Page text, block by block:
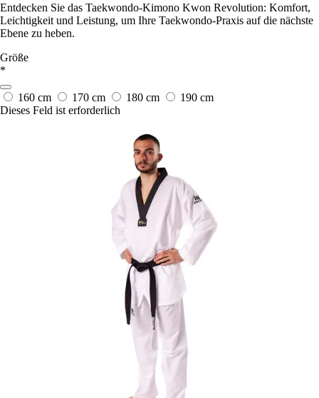
Entdecken Sie das Taekwondo-Kimono Kwon Revolution: Komfort,
Leichtigkeit und Leistung, um Ihre Taekwondo-Praxis auf die nächste
Ebene zu heben.
Größe
*
160 cm 170 cm 180 cm
190 cm
Dieses Feld ist erforderlich